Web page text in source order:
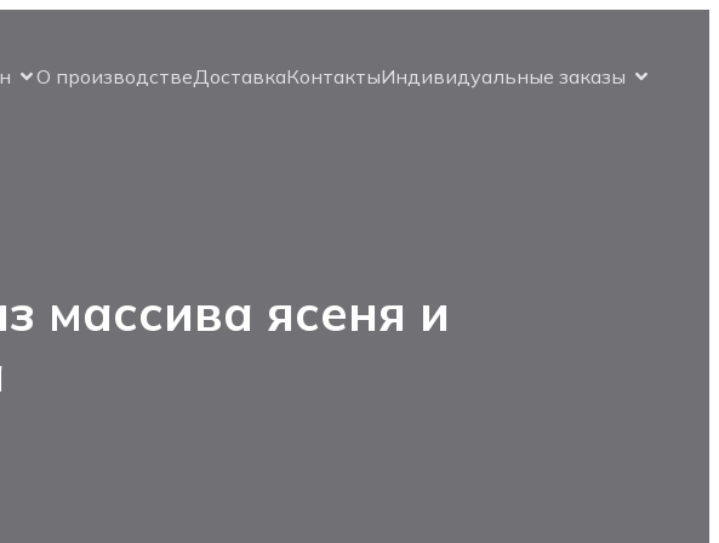
О производствеДоставкаКонтактыИндивидуальные заказы
массива ясеня и